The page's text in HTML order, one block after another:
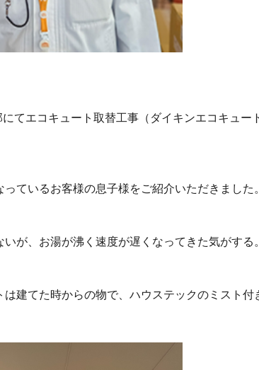
てエコキュート取替工事（ダイキンエコキュー
っているお客様の息子様をご紹介いただきました。
いが、お湯が沸く速度が遅くなってきた気がす
は建てた時からの物で、ハウステックのミスト付